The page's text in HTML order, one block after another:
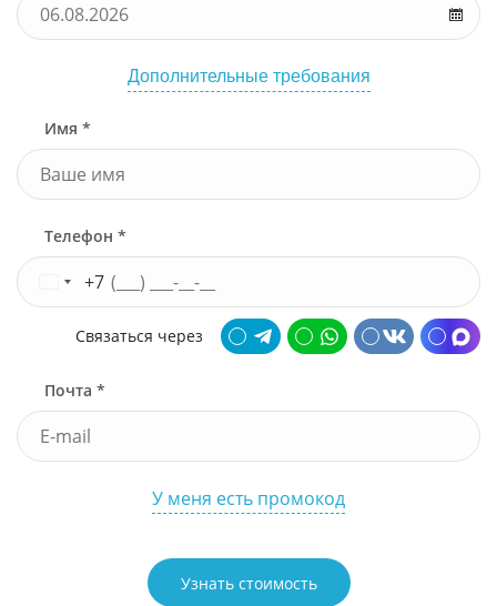
Дополнительные требования
Имя *
Телефон *
+7
Связаться через
Почта *
У меня есть промокод
Узнать стоимость